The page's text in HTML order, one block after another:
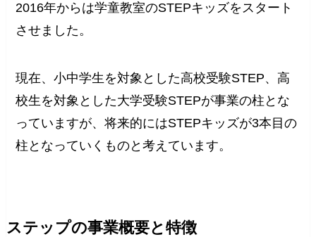
2016年からは学童教室のSTEPキッズをスタート
させました。
現在、小中学生を対象とした高校受験STEP、高
校生を対象とした大学受験STEPが事業の柱とな
っていますが、将来的にはSTEPキッズが3本目の
柱となっていくものと考えています。
ステップの事業概要と特徴